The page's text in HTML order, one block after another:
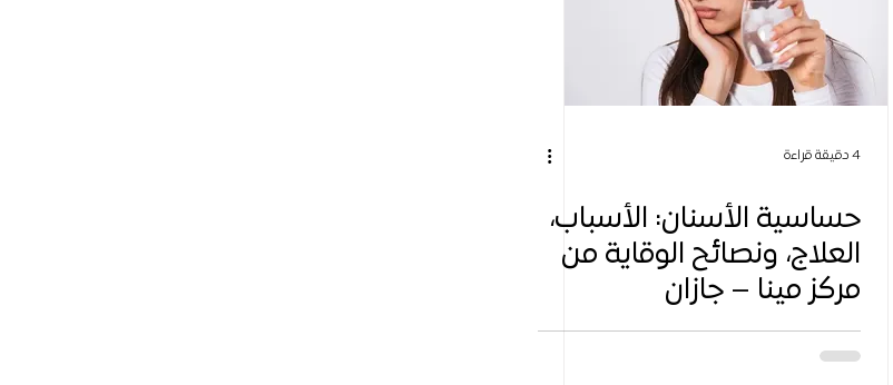
4 دقيقة قراءة
حساسية الأسنان: الأسباب،
العلاج، ونصائح الوقاية من
مركز مينا – جازان